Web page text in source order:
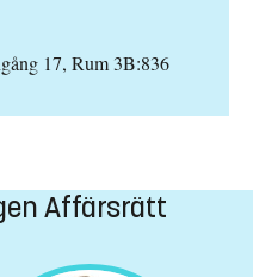
17, Rum 3B:836
Affärsrätt